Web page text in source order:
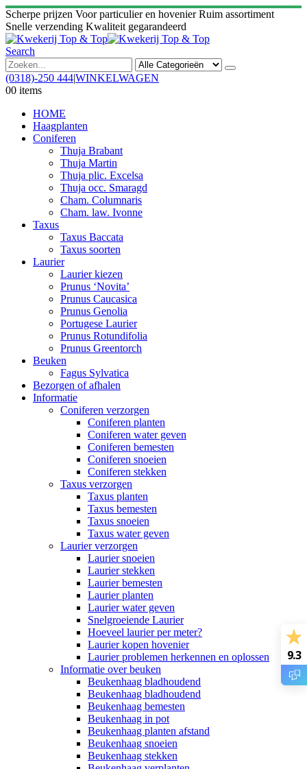
Scherpe prijzen Voor particulier en hovenierRuim assortiment
Snelle verzending Kwaliteit gegarandeerd
Search
(0318)-250 444|WINKELWAGEN
00 items
HOME
Haagplanten
Coniferen
Thuja Brabant
Thuja Martin
Thuja plic. Excelsa
Thuja occ. Smaragd
Cham. Columnaris
Cham. law. Ivonne
Taxus
Taxus Baccata
Taxus soorten
Laurier
Laurier kiezen
Prunus ‘Novita’
Prunus Caucasica
Prunus Genolia
Portugese Laurier
Prunus Rotundifolia
Prunus Greentorch
Beuken
Fagus Sylvatica
Bezorgen of afhalen
Informatie
Coniferen verzorgen
Coniferen planten
Coniferen water geven
Coniferen bemesten
Coniferen snoeien
Coniferen stekken
Taxus verzorgen
Taxus planten
Taxus bemesten
Taxus snoeien
Taxus water geven
Laurier verzorgen
Laurier snoeien
Laurier stekken
Laurier bemesten
Laurier planten
Laurier water geven
Snelgroeiende Laurier
Hoeveel laurier per meter?
Laurier kopen hovenier
Laurier problemen herkennen en oplossen
Informatie over beuken
Beukenhaag bladhoudend
Beukenhaag bladhoudend
Beukenhaag bemesten
Beukenhaag in pot
Beukenhaag planten afstand
Beukenhaag snoeien
Beukenhaag stekken
9.3